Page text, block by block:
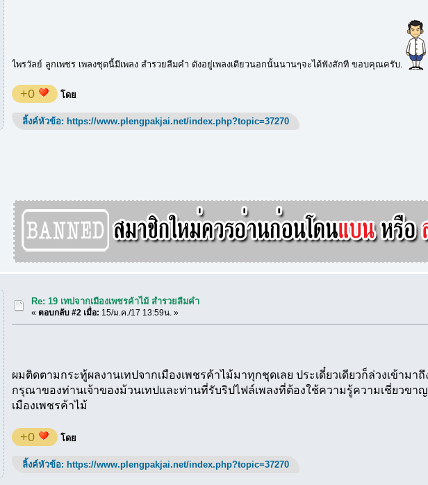
ไพรวัลย์ ลูกเพชร เพลงชุดนี้มีเพลง สำรวยลืมคำ ดังอยู่เพลงเดียวนอกนั้นนานๆจะได้ฟังสักที ขอบคุณครับ.
+0 โดย
ลิ้งค์หัวข้อ: https://www.plengpakjai.net/index.php?topic=37270
Re: 19 เทปจากเมืองเพชรค้าไม้ สำรวยลืมคำ
«ตอบกลับ #2 เมื่อ: 15/ม.ค./17 13:59น. »
ผมติดตามกระทู้ผลงานเทปจากเมืองเพชรค้าไม้มาทุกชุดเลย ประเดี๋ยวเดียวก็ล่วงเข้าม
กรุณาของท่านเจ้าของม้วนเทปและท่านที่รับริปไฟล์เพลงที่ต้องใช้ความรู้ความเชี่ยว
เมืองเพชรค้าไม้
+0 โดย
ลิ้งค์หัวข้อ: https://www.plengpakjai.net/index.php?topic=37270